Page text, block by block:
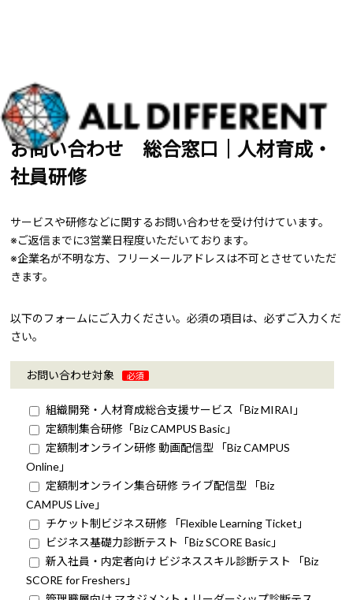
お問い合わせ 総合窓口｜人材育成・
社員研修
サービスや研修などに関するお問い合わせを受け付けています。
※ご返信までに3営業日程度いただいております。
※企業名が不明な方、フリーメールアドレスは不可とさせていただ
きます。
以下のフォームにご入力ください。必須の項目は、必ずご入力くだ
さい。